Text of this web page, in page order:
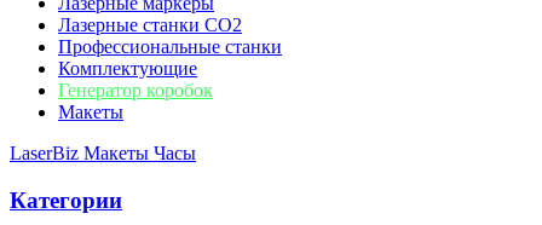
Лазерные станки CO2
Профессиональные станки
Комплектующие
Генератор коробок
Макеты
LaserBiz Макеты Часы
Категории